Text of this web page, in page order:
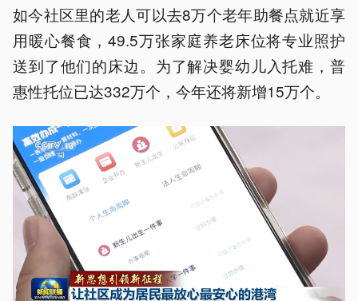
如今社区里的老人可以去8万个老年助餐点就近享
用暖心餐食，49.5万张家庭养老床位将专业照护
送到了他们的床边。为了解决婴幼儿入托难，普
惠性托位已达332万个，今年还将新增15万个。